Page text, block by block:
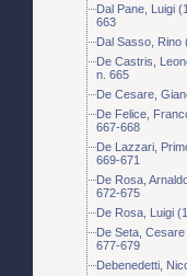
Dal Pane, Luigi
663
Dal Sasso, Rino
De Castris,
n. 665
De Cesare,
De Felice,
667-668
De Lazzari,
669-671
De Rosa,
672-675
De Rosa, Luigi
De Seta,
677-679
Debenedetti,